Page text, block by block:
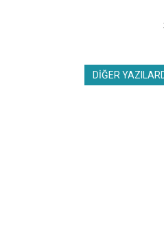
DİĞER